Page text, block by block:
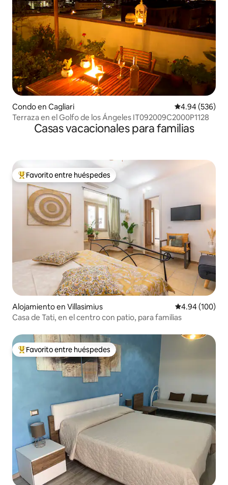
Condo en Cagliari Calificación
4.94 (536)
Terraza en el Golfo de los Ángeles IT092009C2000P1128
Casas vacacionales para familias
Favorito entre huéspedes preferido
Favorito entre huéspedes
Alojamiento en Villasimius Calificación
4.94 (100)
Casa de Tati, en el centro con patio, para familias
Favorito entre huéspedes preferido
Favorito entre huéspedes